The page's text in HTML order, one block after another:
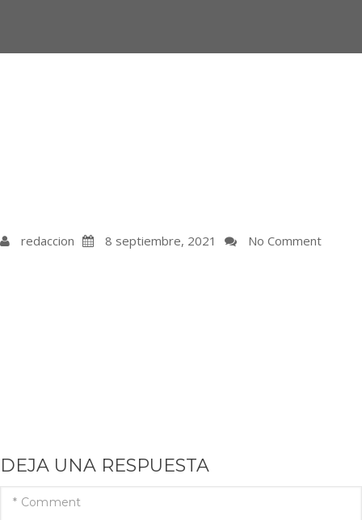
redaccion 8 septiembre, 2021 No Comment
DEJA UNA RESPUESTA